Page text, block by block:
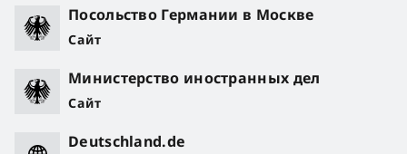
Посольство Германии в Москве
Сайт
Министерство иностранных дел
Сайт
Deutschland.de